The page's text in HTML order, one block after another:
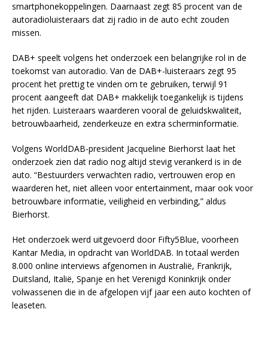
smartphonekoppelingen. Daarnaast zegt 85 procent van de
autoradioluisteraars dat zij radio in de auto echt zouden
missen.
DAB+ speelt volgens het onderzoek een belangrijke rol in de
toekomst van autoradio. Van de DAB+-luisteraars zegt 95
procent het prettig te vinden om te gebruiken, terwijl 91
procent aangeeft dat DAB+ makkelijk toegankelijk is tijdens
het rijden. Luisteraars waarderen vooral de geluidskwaliteit,
betrouwbaarheid, zenderkeuze en extra scherminformatie.
Volgens WorldDAB-president Jacqueline Bierhorst laat het
onderzoek zien dat radio nog altijd stevig verankerd is in de
auto. “Bestuurders verwachten radio, vertrouwen erop en
waarderen het, niet alleen voor entertainment, maar ook voor
betrouwbare informatie, veiligheid en verbinding,” aldus
Bierhorst.
Het onderzoek werd uitgevoerd door Fifty5Blue, voorheen
Kantar Media, in opdracht van WorldDAB. In totaal werden
8.000 online interviews afgenomen in Australië, Frankrijk,
Duitsland, Italië, Spanje en het Verenigd Koninkrijk onder
volwassenen die in de afgelopen vijf jaar een auto kochten of
leaseten.